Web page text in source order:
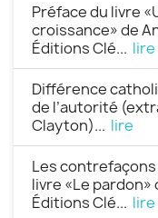
Préface du livre
croissance» de
Éditions Clé... lire
Différence
de l’autorité
Clayton)... lire
Les
livre «Le pardon»
Éditions Clé... lire